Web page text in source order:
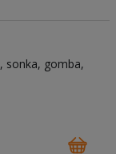
sonka gomba